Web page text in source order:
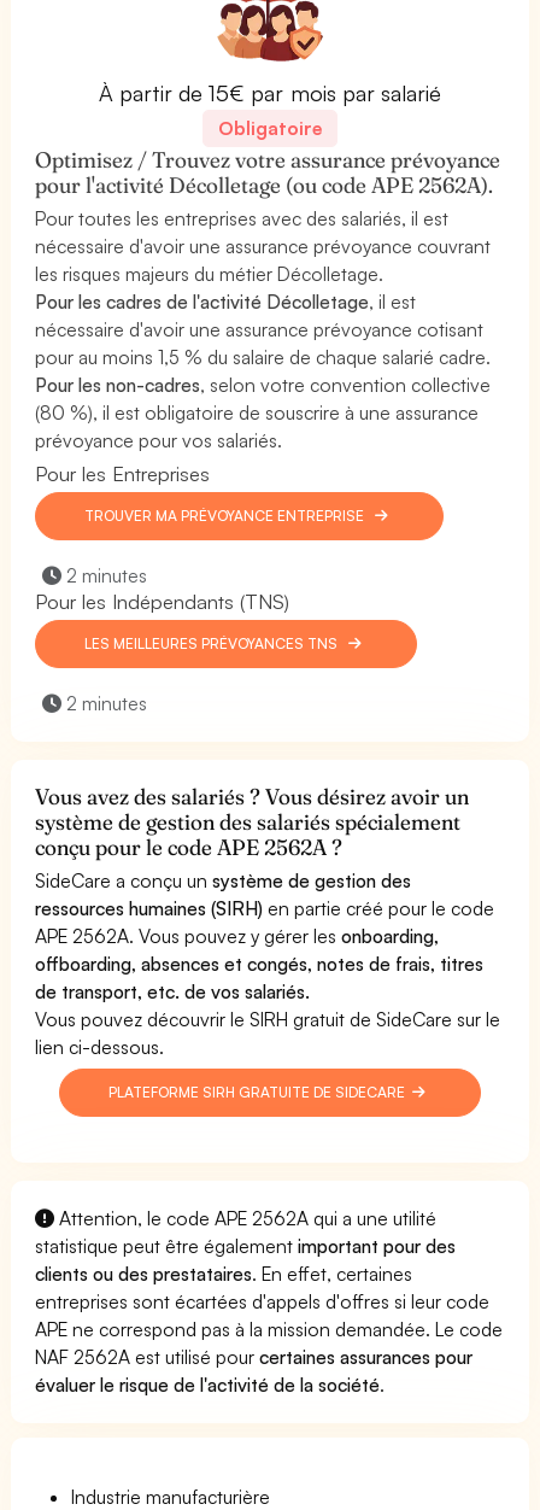
À partir de 15€ par mois par salarié
Obligatoire
Optimisez / Trouvez votre assurance prévoyance
pour l'activité Décolletage (ou code APE 2562A).
Pour toutes les entreprises avec des salariés, il est
nécessaire d'avoir une assurance prévoyance couvrant
les risques majeurs du métier Décolletage.
Pour les cadres de l'activité Décolletage, il est
nécessaire d'avoir une assurance prévoyance cotisant
pour au moins 1,5 % du salaire de chaque salarié cadre.
Pour les non-cadres, selon votre convention collective
(80 %), il est obligatoire de souscrire à une assurance
prévoyance pour vos salariés.
Pour les Entreprises
TROUVER MA PRÉVOYANCE ENTREPRISE
2 minutes
Pour les Indépendants (TNS)
LES MEILLEURES PRÉVOYANCES TNS
2 minutes
Vous avez des salariés ? Vous désirez avoir un
système de gestion des salariés spécialement
conçu pour le code APE 2562A ?
SideCare a conçu unsystème de gestion des
ressources humaines (SIRH) en partie créé pour le code
APE 2562A. Vous pouvez y gérer lesonboarding,
offboarding, absences et congés, notes de frais, titres
de transport, etc. de vos salariés.
Vous pouvez découvrir le SIRH gratuit de SideCare sur le
lien ci-dessous.
PLATEFORME SIRH GRATUITE DE SIDECARE
Attention, le code APE 2562A qui a une utilité
statistique peut être égalementimportant pour des
clients ou des prestataires. En effet, certaines
entreprises sont écartées d'appels d'offres si leur code
APE ne correspond pas à la mission demandée. Le code
NAF 2562A est utilisé pourcertaines assurances pour
évaluer le risque de l'activité de la société.
Industrie manufacturière